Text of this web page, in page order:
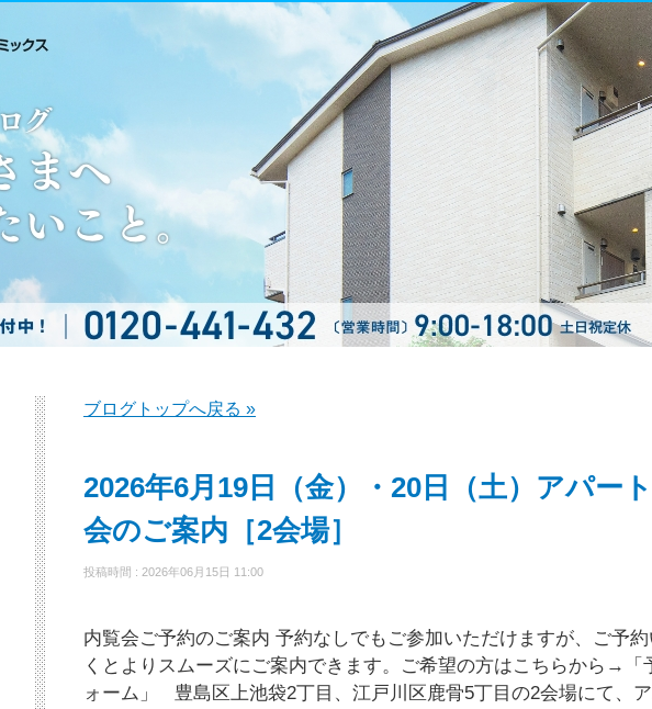
ブログトップへ戻る »
2026年6月19日（金）・20日（土）アパー
会のご案内［2会場］
投稿時間 : 2026年06月15日 11:00
内覧会ご予約のご案内 予約なしでもご参加いただけますが、ご予
くとよりスムーズにご案内できます。ご希望の方はこちらから→「
ォーム」 豊島区上池袋2丁目、江戸川区鹿骨5丁目の2会場にて、ア